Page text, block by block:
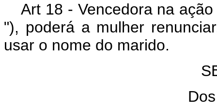
Art 18 - Vencedora na
"), poderá a mulher
usar o nome do marido.